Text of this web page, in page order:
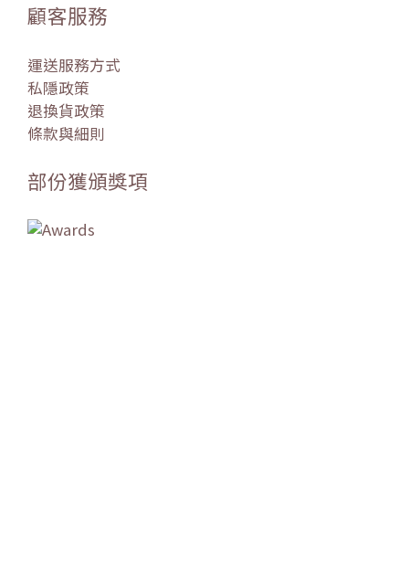
顧客服務
運送服務方式
私隱政策
退換貨政策
條款與細則
部份獲頒獎項